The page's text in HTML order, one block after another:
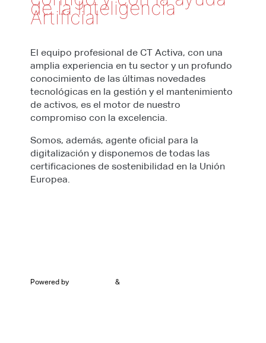
de la Inteligencia
Artificial
El equipo profesional de CT Activa, con una
amplia experiencia en tu sector y un profundo
conocimiento de las últimas novedades
tecnológicas en la gestión y el mantenimiento
de activos, es el motor de nuestro
compromiso con la excelencia.
Somos, además, agente oficial para la
digitalización y disponemos de todas las
certificaciones de sostenibilidad en la Unión
Europea.
Powered by &